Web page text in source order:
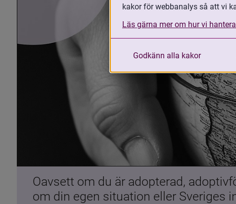
Oavsett om du är adopterad,
om din egen situation eller Sveriges
kakor för webbanalys så att vi
Läs gärna mer om hur vi
Godkänn alla kakor